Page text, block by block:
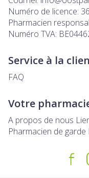
Numéro de licence:
Pharmacien
Numéro TVA:
Service à la
FAQ
Votre
A propos de nous
Pharmacien de garde